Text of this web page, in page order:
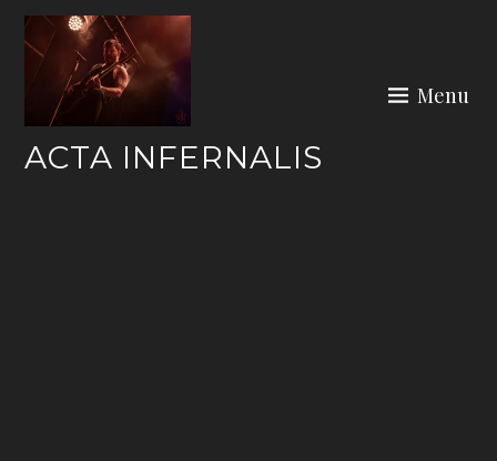
Skip
ACTA INFERNALIS
Menu